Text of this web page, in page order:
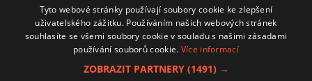
Přihlášením k newsletteru vyjadřujete svůj souhlas spodmínkami
zpracování osobních údajů.
CZECH
Tyto webové stránky používají soubory cookie ke zlepšení
uživatelského zážitku. Používáním našich webových stránek
souhlasíte se všemi soubory cookie v souladu s našimi zásadami
používání souborů cookie. Více informací
ZOBRAZIT PARTNERY (1491) →